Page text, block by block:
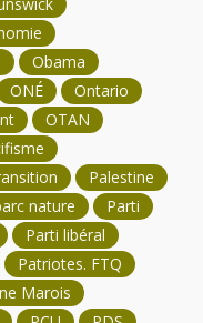
Obama
ONÉ
Ontario
OTAN
Palestine
nature
Parti
Parti libéral
Patriotes. FTQ
Marois